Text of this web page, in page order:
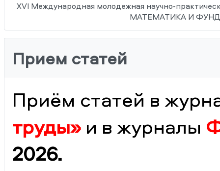
XVI Международная молодежная научно-
МАТЕМАТИКА И
Прием статей
Приём статей в
труды» и в журналы
2026.